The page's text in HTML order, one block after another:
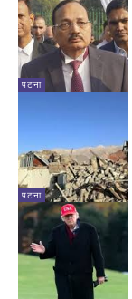
पटना
पटना